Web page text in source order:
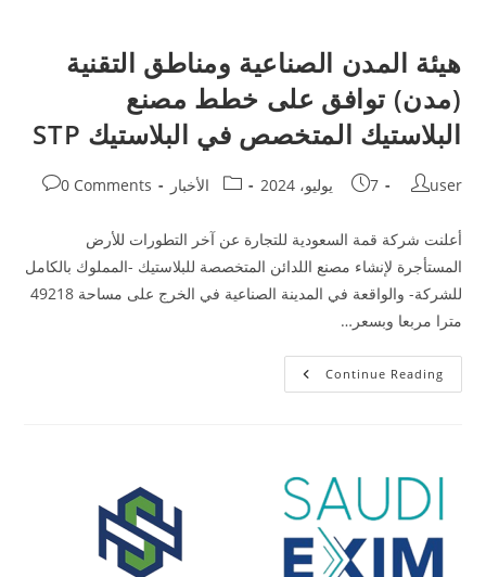
هيئة المدن الصناعية ومناطق التقنية
(مدن) توافق على خطط مصنع
البلاستيك المتخصص في البلاستيك STP
user 7 يوليو، 2024 الأخبار 0 Comments
أعلنت شركة قمة السعودية للتجارة عن آخر التطورات للأرض
المستأجرة لإنشاء مصنع اللدائن المتخصصة للبلاستيك -المملوك بالكامل
للشركة- والواقعة في المدينة الصناعية في الخرج على مساحة 49218
مترا مربعا وبسعر…
Continue Reading